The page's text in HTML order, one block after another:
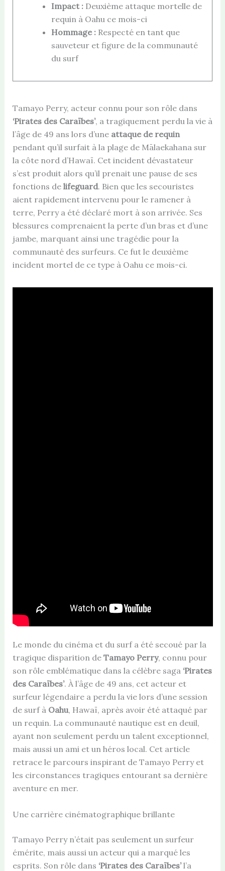
Impact :Deuxième attaque mortelle de
requin à Oahu ce mois-ci
Hommage :Respecté en tant que
sauveteur et figure de la communauté
du surf
Tamayo Perry, acteur connu pour son rôle dans
‘Pirates des Caraïbes’, a tragiquement perdu la vie à
l’âge de 49 ans lors d’une attaque de requin
pendant qu’il surfait à la plage de Mālaekahana sur
la côte nord d’Hawaï. Cet incident dévastateur
s’est produit alors qu’il prenait une pause de ses
fonctions de lifeguard. Bien que les secouristes
aient rapidement intervenu pour le ramener à
terre, Perry a été déclaré mort à son arrivée. Ses
blessures comprenaient la perte d’un bras et d’une
jambe, marquant ainsi une tragédie pour la
communauté des surfeurs. Ce fut le deuxième
incident mortel de ce type à Oahu ce mois-ci.
Le monde du cinéma et du surf a été secoué par la
tragique disparition de Tamayo Perry, connu pour
son rôle emblématique dans la célèbre saga ‘Pirates
des Caraïbes’. À l’âge de 49 ans, cet acteur et
surfeur légendaire a perdu la vie lors d’une session
de surf à Oahu, Hawaï, après avoir été attaqué par
un requin. La communauté nautique est en deuil,
ayant non seulement perdu un talent exceptionnel,
mais aussi un ami et un héros local. Cet article
retrace le parcours inspirant de Tamayo Perry et
les circonstances tragiques entourant sa dernière
aventure en mer.
Une carrière cinématographique brillante
Tamayo Perry n’était pas seulement un surfeur
émérite, mais aussi un acteur qui a marqué les
esprits. Son rôle dans ‘Pirates des Caraïbes’l’a